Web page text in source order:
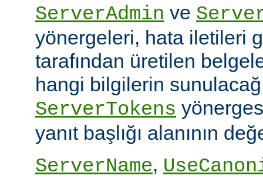
ServerAdmin ve
yönergeleri, hata iletileri
tarafından üretilen
hangi bilgilerin
ServerTokens
yanıt başlığı alanının
ServerName,